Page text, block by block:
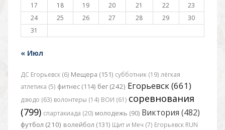
17
18 19 20 21 22
23
24
25 26 27 28 29
30
31
« Июл
ДС Егорьевск (6) Мещера (151) субботник (19) лёгкая
атлетика (5) фитнес (114) бег (242) Егорьевск (661)
дзюдо (63) волонтеры (14) ВОИ (61) соревнования
(799) спартакиада (20) молодежь (90) Виктория (482)
футбол (210) волейбол (131) Щит и Меч (7) Егорьевск RUN